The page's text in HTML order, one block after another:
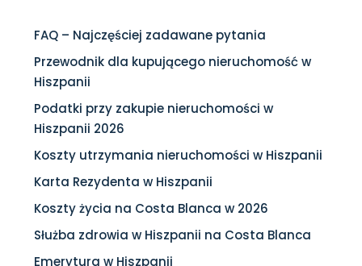
FAQ – Najczęściej zadawane pytania
Przewodnik dla kupującego nieruchomość w
Hiszpanii
Podatki przy zakupie nieruchomości w
Hiszpanii 2026
Koszty utrzymania nieruchomości w Hiszpanii
Karta Rezydenta w Hiszpanii
Koszty życia na Costa Blanca w 2026
Służba zdrowia w Hiszpanii na Costa Blanca
Emerytura w Hiszpanii